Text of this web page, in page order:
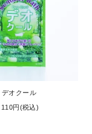
デオクール
110円(税込)